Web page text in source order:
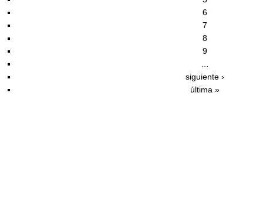
6
7
8
9
siguiente ›
última »